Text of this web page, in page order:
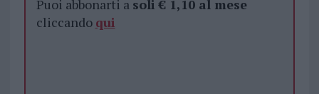
Puoi abbonarti a soli € 1,10 al mese
cliccando qui